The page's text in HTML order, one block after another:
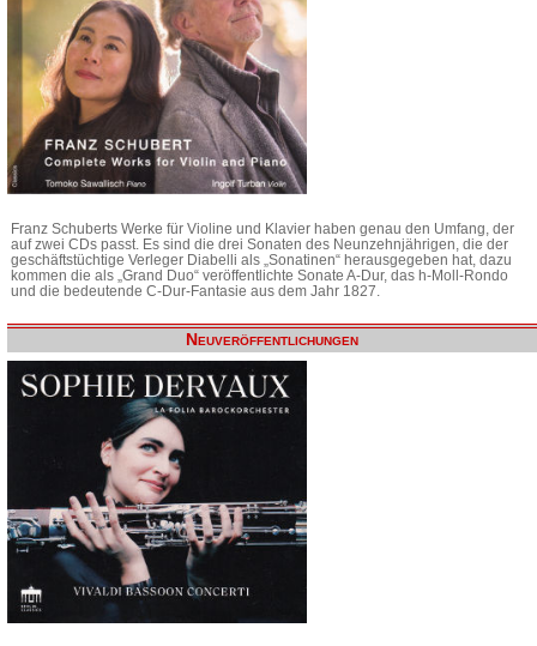
Franz Schuberts Werke für Violine und Klavier haben genau den Umfang, der
auf zwei CDs passt. Es sind die drei Sonaten des Neunzehnjährigen, die der
geschäftstüchtige Verleger Diabelli als „Sonatinen“ herausgegeben hat, dazu
kommen die als „Grand Duo“ veröffentlichte Sonate A-Dur, das h-Moll-Rondo
und die bedeutende C-Dur-Fantasie aus dem Jahr 1827.
Neuveröffentlichungen